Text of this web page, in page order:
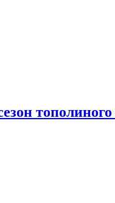
тополиного